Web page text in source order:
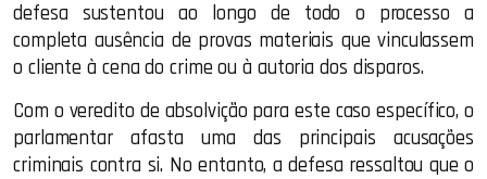
defesa sustentou ao longo de todo o processo a
completa ausência de provas materiais que vinculassem
o cliente à cena do crime ou à autoria dos disparos.
Com o veredito de absolvição para este caso específico, o
parlamentar afasta uma das principais acusações
criminais contra si. No entanto, a defesa ressaltou que o